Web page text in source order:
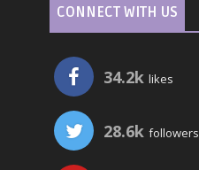
CONNECT WITH US
34.2k likes
28.6k followers